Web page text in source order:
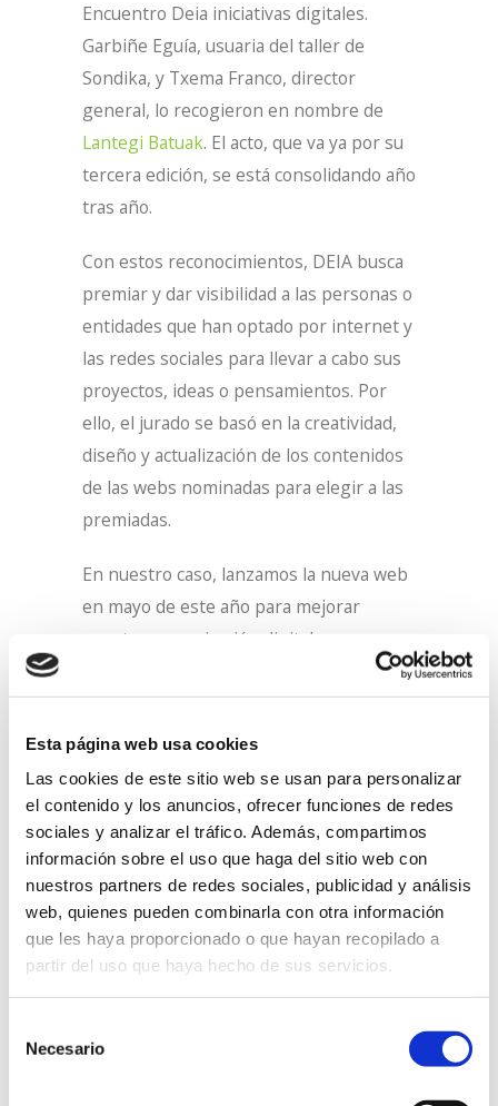
Esta página web usa cookies
Las cookies de este sitio web se usan para personalizar
el contenido y los anuncios, ofrecer funciones de redes
sociales y analizar el tráfico. Además, compartimos
información sobre el uso que haga del sitio web con
nuestros partners de redes sociales, publicidad y análisis
web, quienes pueden combinarla con otra información
que les haya proporcionado o que hayan recopilado a
partir del uso que haya hecho de sus servicios.
Necesario
Encuentro Deia iniciativas digitales.
Garbiñe Eguía, usuaria del taller de
Sondika, y Txema Franco, director
general, lo recogieron en nombre de
Lantegi Batuak. El acto, que va ya por su
tercera edición, se está consolidando año
tras año.
Con estos reconocimientos, DEIA busca
premiar y dar visibilidad a las personas o
entidades que han optado por internet y
las redes sociales para llevar a cabo sus
proyectos, ideas o pensamientos. Por
ello, el jurado se basó en la creatividad,
diseño y actualización de los contenidos
de las webs nominadas para elegir a las
premiadas.
En nuestro caso, lanzamos la nueva web
en mayo de este año para mejorar
nuestra comunicación digital,
nuestros valores y misión social, al
tiempo que damos a conocer nuestros
servicios en elárea industrial
servicios. Como complemento, además,
lanzamos este blog cienporciencapaces,
en el que tratamos de demostrar, día a
día, la realidad y el gran papel de las
personas con discapacidad en el
panorama laboral de Bizkaia.
Deia este reconocimiento y para felicitar